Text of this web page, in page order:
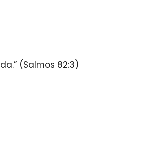
(Salmos 82:3)